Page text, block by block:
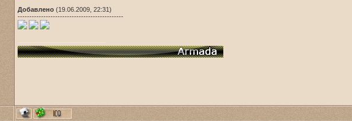
Добавлено (19.06.2009, 22:31)
---------------------------------------------